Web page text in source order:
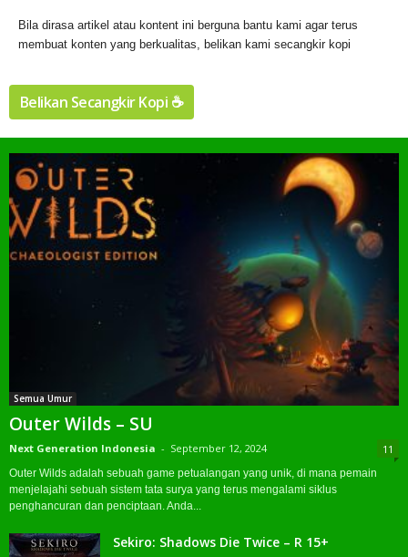
Bila dirasa artikel atau kontent ini berguna bantu kami agar terus
membuat konten yang berkualitas, belikan kami secangkir kopi
Belikan Secangkir Kopi ☕️
Semua Umur
Outer Wilds – SU
Next Generation Indonesia - September 12, 2024 11
Outer Wilds adalah sebuah game petualangan yang unik, di mana pemain
menjelajahi sebuah sistem tata surya yang terus mengalami siklus
penghancuran dan penciptaan. Anda...
Sekiro: Shadows Die Twice – R 15+